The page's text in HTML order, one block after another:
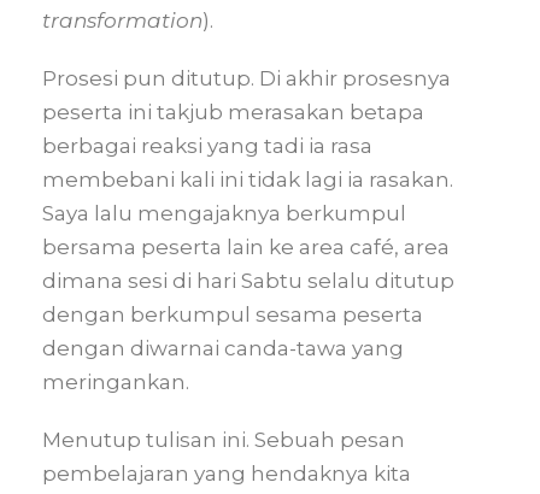
transformation).
Prosesi pun ditutup. Di akhir prosesnya
peserta ini takjub merasakan betapa
berbagai reaksi yang tadi ia rasa
membebani kali ini tidak lagi ia rasakan.
Saya lalu mengajaknya berkumpul
bersama peserta lain ke area café, area
dimana sesi di hari Sabtu selalu ditutup
dengan berkumpul sesama peserta
dengan diwarnai canda-tawa yang
meringankan.
Menutup tulisan ini. Sebuah pesan
pembelajaran yang hendaknya kita